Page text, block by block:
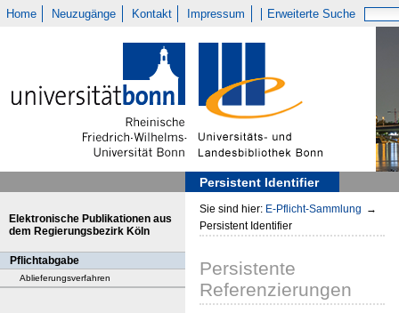
Home Neuzugänge Kontakt Impressum Erweiterte Suche
Persistent Identifier
Elektronische Publikationen aus
dem Regierungsbezirk Köln
Pflichtabgabe
Ablieferungsverfahren
Sie sind hier: E-Pflicht-Sammlung →
Persistent Identifier
Persistente
Referenzierungen